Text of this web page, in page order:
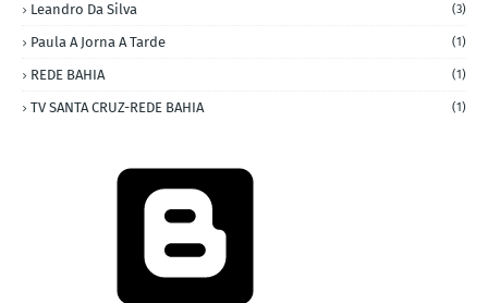
Leandro Da Silva (3)
Paula A Jorna A Tarde (1)
REDE BAHIA (1)
TV SANTA CRUZ-REDE BAHIA (1)